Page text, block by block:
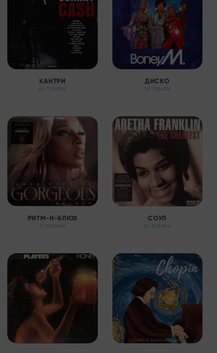
КАНТРИ
80 ТОВАРЫ
ДИСКО
78 ТОВАРЫ
РИТМ-Н-БЛЮЗ
12 ТОВАРЫ
СОУЛ
95 ТОВАРЫ